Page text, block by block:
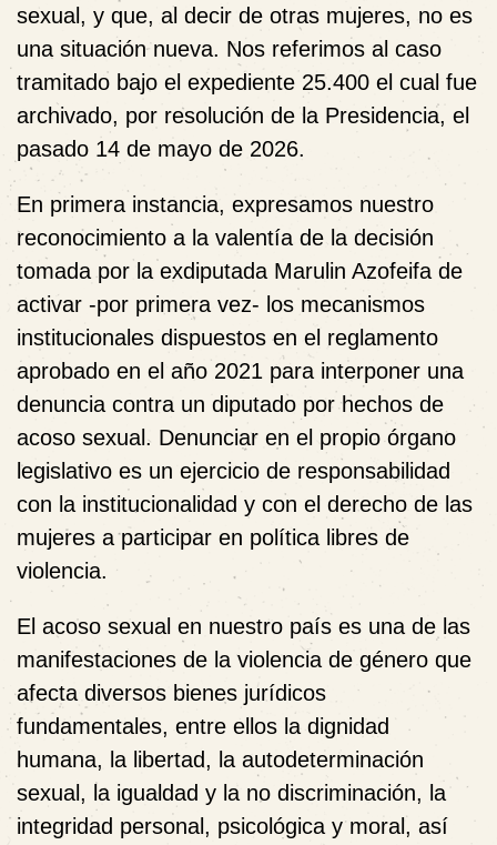
sexual, y que, al decir de otras mujeres, no es
una situación nueva. Nos referimos al caso
tramitado bajo el expediente 25.400 el cual fue
archivado, por resolución de la Presidencia, el
pasado 14 de mayo de 2026.
En primera instancia, expresamos nuestro
reconocimiento a la valentía de la decisión
tomada por la exdiputada Marulin Azofeifa de
activar -por primera vez- los mecanismos
institucionales dispuestos en el reglamento
aprobado en el año 2021 para interponer una
denuncia contra un diputado por hechos de
acoso sexual. Denunciar en el propio órgano
legislativo es un ejercicio de responsabilidad
con la institucionalidad y con el derecho de las
mujeres a participar en política libres de
violencia.
El acoso sexual en nuestro país es una de las
manifestaciones de la violencia de género que
afecta diversos bienes jurídicos
fundamentales, entre ellos la dignidad
humana, la libertad, la autodeterminación
sexual, la igualdad y la no discriminación, la
integridad personal, psicológica y moral, así